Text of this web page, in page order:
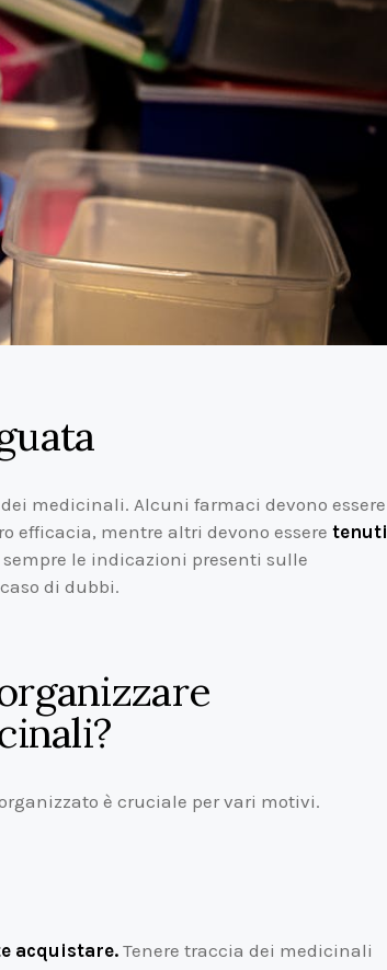
medicinali. Alcuni farmaci devono essere
efficacia, mentre altri devono essere tenuti
le indicazioni presenti sulle
di dubbi.
è cruciale per vari motivi.
acquistare. Tenere traccia dei medicinali